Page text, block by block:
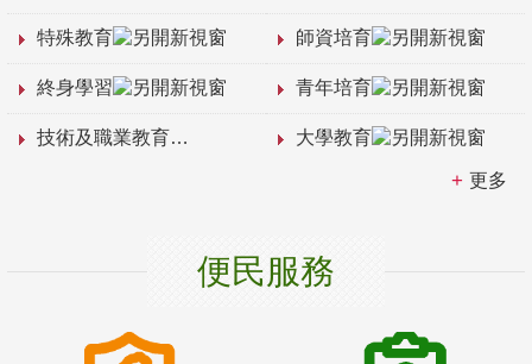
特殊教育 師資培育
終身學習 青年培育
技術及職業教育 大學教育
更多
便民服務